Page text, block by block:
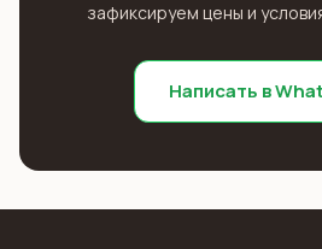
зафиксируем цены и
Написать в